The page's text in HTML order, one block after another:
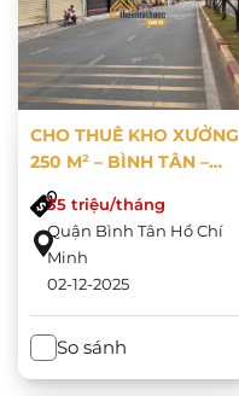
CHO THUÊ KHO XƯỞNG
250 M² – BÌNH TÂN –
TP.HCM
35 triệu/tháng
Quận Bình Tân Hồ Chí
Minh
02-12-2025
So sánh